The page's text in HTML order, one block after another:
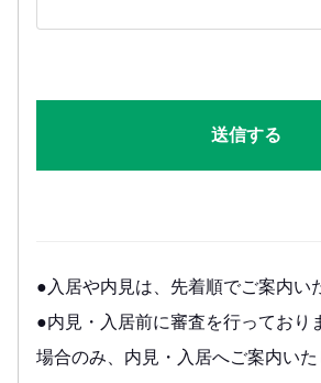
送信する
●入居や内見は、先着順でご案内い
●内見・入居前に審査を行っており
場合のみ、内見・入居へご案内いた